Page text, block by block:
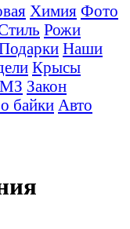
Химия Фото
Рожи
Наши
Крысы
Закон
байки Авто